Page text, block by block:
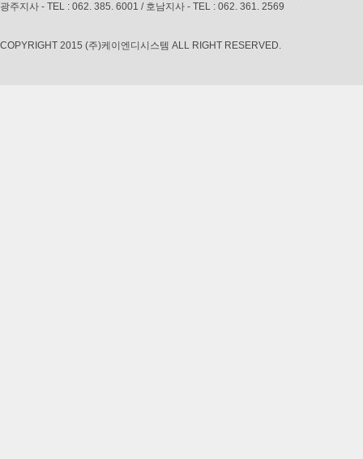
광주지사 - TEL : 062. 385. 6001 / 호남지사 - TEL : 062. 361. 2569
COPYRIGHT 2015 (주)케이엔디시스템 ALL RIGHT RESERVED.